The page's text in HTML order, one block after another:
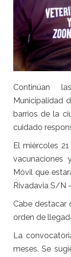
Continúan
Municipalidad
barrios de la
cuidado
El miércoles
vacunaciones
Móvil que
Rivadavia S/N
Cabe destacar
orden de
La
meses. Se